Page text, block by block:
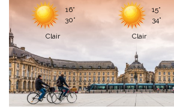
16°
30°
Clair
15°
34°
Clair